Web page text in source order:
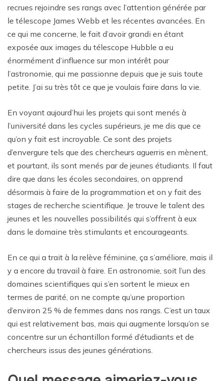
recrues rejoindre ses rangs avec l’attention générée par
le télescope James Webb et les récentes avancées. En
ce qui me concerne, le fait d’avoir grandi en étant
exposée aux images du télescope Hubble a eu
énormément d’influence sur mon intérêt pour
l’astronomie, qui me passionne depuis que je suis toute
petite. J’ai su très tôt ce que je voulais faire dans la vie.
En voyant aujourd’hui les projets qui sont menés à
l’université dans les cycles supérieurs, je me dis que ce
qu’on y fait est incroyable. Ce sont des projets
d’envergure tels que des chercheurs aguerris en mènent,
et pourtant, ils sont menés par de jeunes étudiants. Il faut
dire que dans les écoles secondaires, on apprend
désormais à faire de la programmation et on y fait des
stages de recherche scientifique. Je trouve le talent des
jeunes et les nouvelles possibilités qui s’offrent à eux
dans le domaine très stimulants et encourageants.
En ce qui a trait à la relève féminine, ça s’améliore, mais il
y a encore du travail à faire. En astronomie, soit l’un des
domaines scientifiques qui s’en sortent le mieux en
termes de parité, on ne compte qu’une proportion
d’environ 25 % de femmes dans nos rangs. C’est un taux
qui est relativement bas, mais qui augmente lorsqu’on se
concentre sur un échantillon formé d’étudiants et de
chercheurs issus des jeunes générations.